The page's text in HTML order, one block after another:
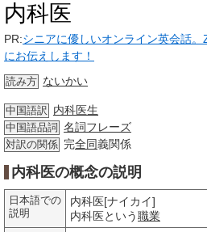
内科医
PR:シニアに優しいオンライン英会話
にお伝えします！
読み方 ないかい
中国語訳 内科医生
中国語品詞 名詞フレーズ
対訳の関係 完全同義関係
内科医の概念の説明
日本語での
説明
内科医[ナイカイ]
内科医という職業